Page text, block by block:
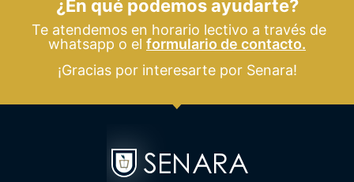
¿En qué podemos ayudarte?
Te atendemos en horario lectivo a través de
whatsapp o el formulario de contacto.
¡Gracias por interesarte por Senara!